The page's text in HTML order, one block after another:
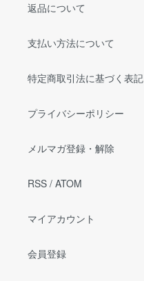
返品について
支払い方法について
特定商取引法に基づく表記
プライバシーポリシー
メルマガ登録・解除
RSS / ATOM
マイアカウント
会員登録